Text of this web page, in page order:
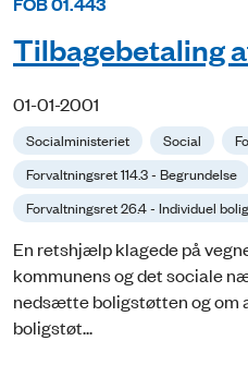
Tilbagebetaling
01-01-2001
Socialministeriet Social
Forvaltningsret 114.3 - Begrundelse
Forvaltningsret 26.4 - Individuel
En retshjælp klagede på
kommunens og det sociale
nedsætte boligstøtten og om
boligstøt...